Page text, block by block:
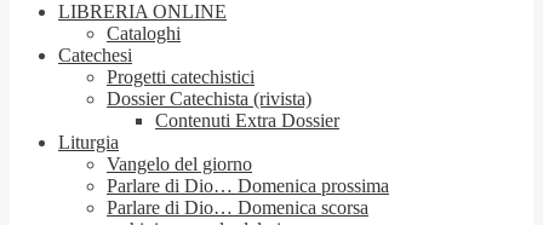
LIBRERIA ONLINE
Cataloghi
Catechesi
Progetti catechistici
Dossier Catechista (rivista)
Contenuti Extra Dossier
Liturgia
Vangelo del giorno
Parlare di Dio… Domenica prossima
Parlare di Dio… Domenica scorsa